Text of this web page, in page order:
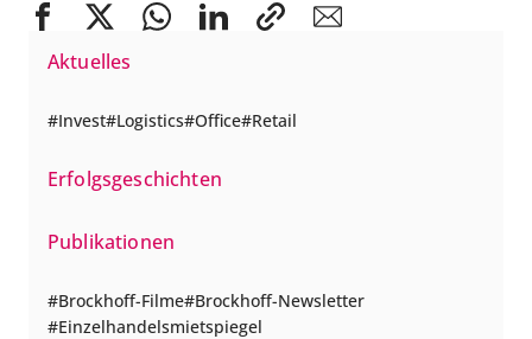
Aktuelles
Invest Logistics Office Retail
Erfolgsgeschichten
Publikationen
Brockhoff-Filme Brockhoff-Newsletter
Einzelhandelsmietspiegel